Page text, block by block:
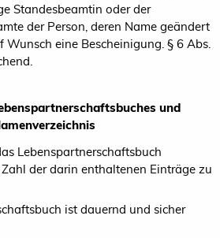
Standesbeamtin oder der
der Person, deren Name geändert
eine Bescheinigung. § 6 Abs.
und
Lebenspartnerschaftsbuch
der darin enthaltenen Einträge zu
ist dauernd und sicher